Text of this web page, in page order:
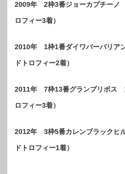
2009年 2枠3番ジョーカプチーノ
ロフィー3着）
2010年 1枠1番ダイワバーバリア
ドトロフィー2着）
2011年 7枠13番グランプリボス
ロフィー3着）
2012年 3枠5番カレンブラックヒ
ドトロフィー1着）